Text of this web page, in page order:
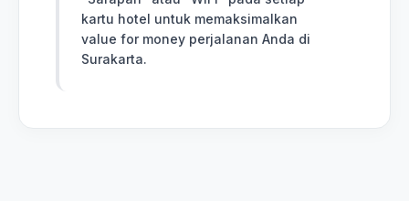
kartu hotel untuk memaksimalkan
value for money perjalanan Anda di
Surakarta.